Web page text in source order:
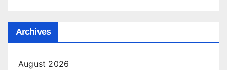
Archives
August 2026